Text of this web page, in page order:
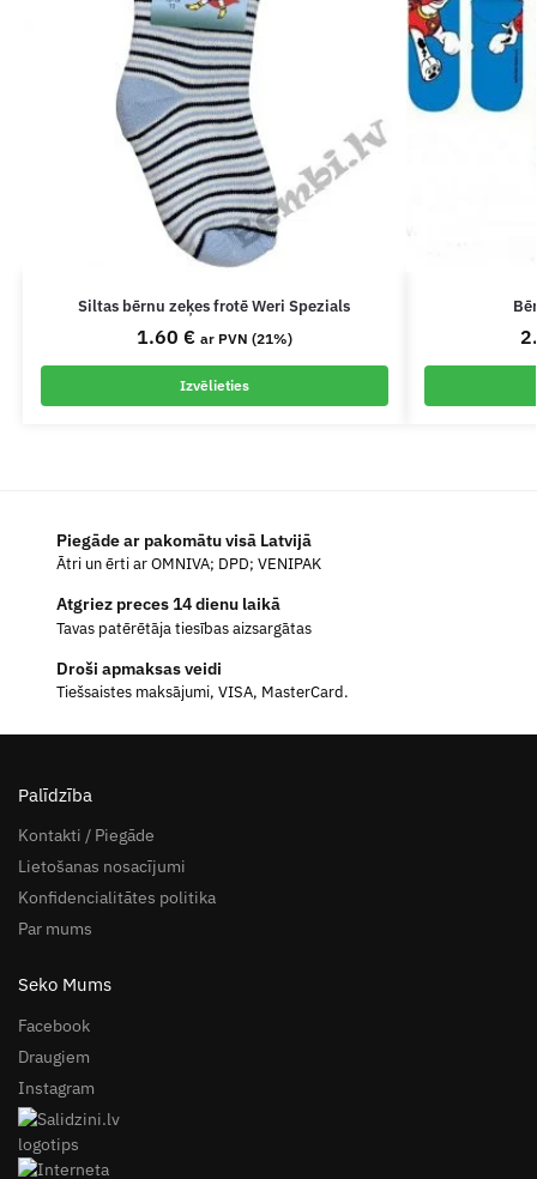
Siltas bērnu zeķes frotē Weri Spezials
1.60 € ar PVN (21%)
Izvēlieties
Piegāde ar pakomātu visā Latvijā
Ātri un ērti ar OMNIVA; DPD; VENIPAK
Atgriez preces 14 dienu laikā
Tavas patērētāja tiesības aizsargātas
Droši apmaksas veidi
Tiešsaistes maksājumi, VISA, MasterCard.
Palīdzība
Kontakti / Piegāde
Lietošanas nosacījumi
Konfidencialitātes politika
Par mums
Seko Mums
Facebook
Draugiem
Instagram